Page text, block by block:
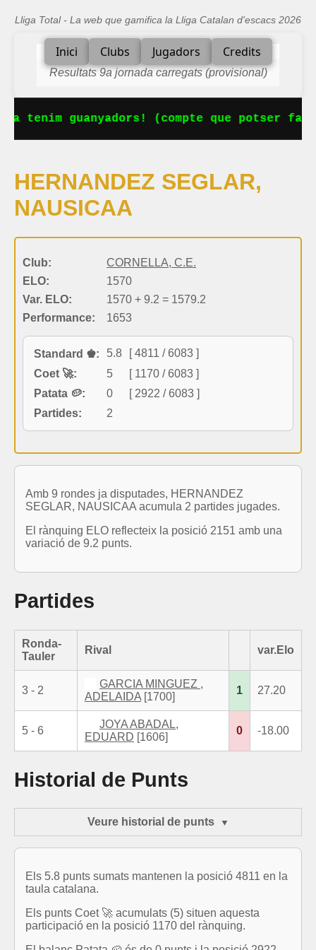
Lliga Total - La web que gamifica la Lliga Catalan d'escacs 2026
Inici Clubs Jugadors Credits
Resultats 9a jornada carregats (provisional)
tenim guanyadors! (compte que potser
HERNANDEZ SEGLAR,
NAUSICAA
Club:
CORNELLA, C.E.
ELO:
1570
Var. ELO:
1570 + 9.2 = 1579.2
Performance:
1653
Standard ♚: 5.8
[ 4811 / 6083 ]
Coet 🚀:
5
[ 1170 / 6083 ]
Patata 🥔:
0
[ 2922 / 6083 ]
Partides:
2
Amb 9 rondes ja disputades, HERNANDEZ
SEGLAR, NAUSICAA acumula 2 partides jugades.
El rànquing ELO reflecteix la posició 2151 amb una
variació de 9.2 punts.
Partides
Ronda-
Tauler
Rival var.Elo
3 - 2
GARCIA MINGUEZ ,
ADELAIDA [1700]
1 27.20
5 - 6
JOYA ABADAL,
EDUARD [1606]
0 -18.00
Historial de Punts
Veure historial de punts
Els 5.8 punts sumats mantenen la posició 4811 en la
taula catalana.
Els punts Coet 🚀 acumulats (5) situen aquesta
participació en la posició 1170 del rànquing.